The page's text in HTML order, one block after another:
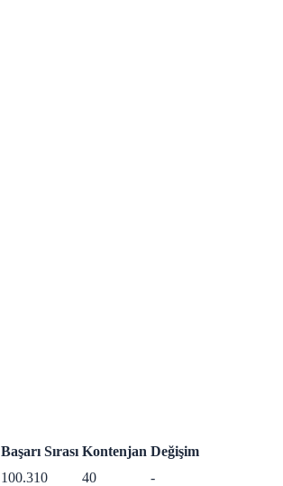
Başarı Sırası Kontenjan Değişim
100.310 40
-